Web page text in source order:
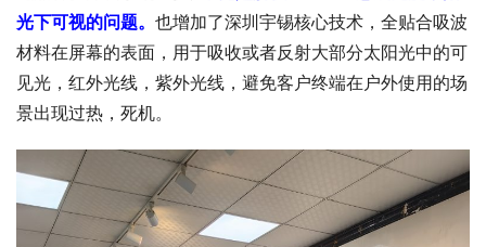
光下可视的问题。 也增加了深圳宇锡核心技术，全贴合吸波
材料在屏幕的表面，用于吸收或者反射大部分太阳光中的可
见光，红外光线，紫外光线，避免客户终端在户外使用的场
景出现过热，死机。